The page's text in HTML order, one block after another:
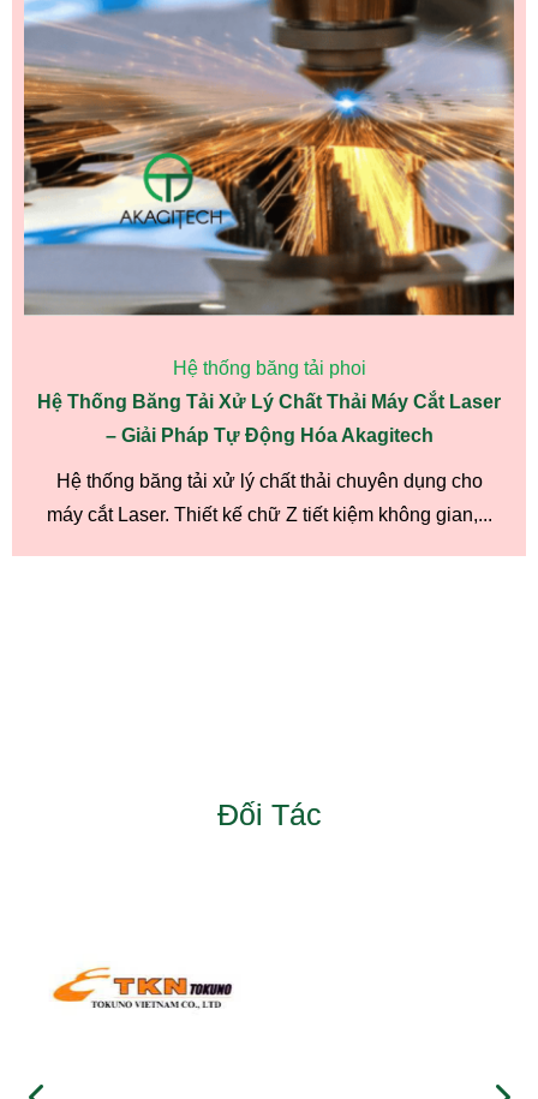
Hệ thống băng tải phoi
Hệ Thống Băng Tải Xử Lý Chất Thải Máy Cắt Laser
– Giải Pháp Tự Động Hóa Akagitech
Hệ thống băng tải xử lý chất thải chuyên dụng cho
máy cắt Laser. Thiết kế chữ Z tiết kiệm không gian,...
Đối Tác